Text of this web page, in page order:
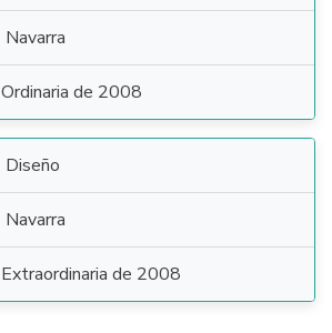
Navarra
Ordinaria de 2008
Diseño
Navarra
Extraordinaria de 2008